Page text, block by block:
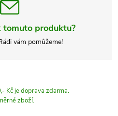
tomuto produktu?
vám pomůžeme!
Kč je doprava zdarma.
zboží.